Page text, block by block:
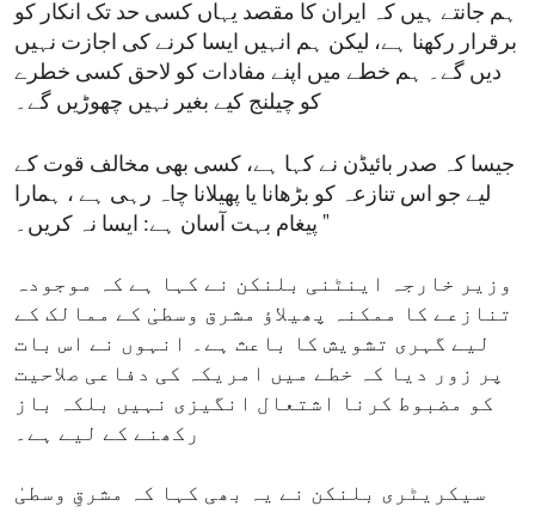
ہم جانتے ہیں کہ ایران کا مقصد یہاں کسی حد تک انکار کو
برقرار رکھنا ہے، لیکن ہم انہیں ایسا کرنے کی اجازت نہیں
دیں گے۔ ہم خطے میں اپنے مفادات کو لاحق کسی خطرے
کو چیلنج کیے بغیر نہیں چھوڑیں گے۔
جیسا کہ صدر بائیڈن نے کہا ہے، کسی بھی مخالف قوت کے
لیے جو اس تنازعہ کو بڑھانا یا پھیلانا چاہ رہی ہے ، ہمارا
پیغام بہت آسان ہے: ایسا نہ کریں۔ "
وزیر خارجہ اینٹنی بلنکن نے کہا ہے کہ موجودہ
تنازعے کا ممکنہ پھیلاؤ مشرق وسطیٰ کے ممالک کے
لیے گہری تشویش کا باعث ہے۔ انہوں نے اس بات
پر زور دیا کہ خطے میں امریکہ کی دفاعی صلاحیت
کو مضبوط کرنا اشتعال انگیزی نہیں بلکہ باز
رکھنے کے لیے ہے۔
سیکریٹری بلنکن نے یہ بھی کہا کہ مشرقِ وسطیٰ